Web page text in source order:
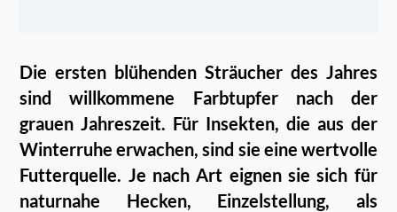
Die ersten blühenden Sträucher des Jahres
sind willkommene Farbtupfer nach der
grauen Jahreszeit. Für Insekten, die aus der
Winterruhe erwachen, sind sie eine wertvolle
Futterquelle. Je nach Art eignen sie sich für
naturnahe Hecken, Einzelstellung, als